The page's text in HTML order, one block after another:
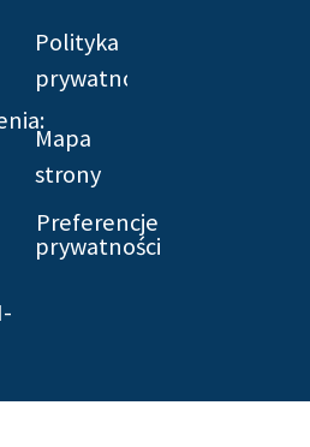
Polityka
prywatności
Mapa
strony
Preferencje
prywatności